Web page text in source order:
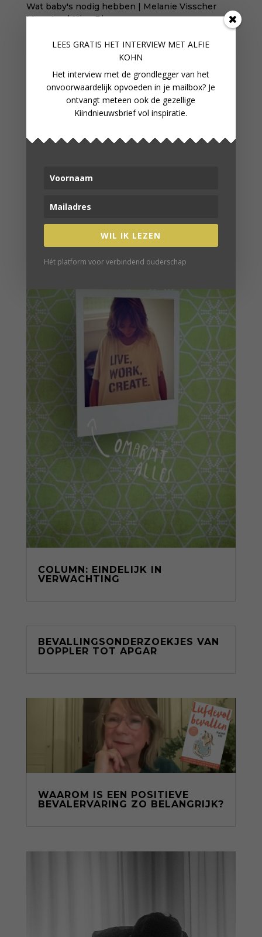
Wat baby's nodig hebben | Melanie Visscher
Mama'en | Nina Pierson
WORD LID
In onze fijne online community
verbind je met gelijkgestemden
WORD LID VAN ONZE
VERDER LEZEN
COLUMN: EINDELIJK IN
VERWACHTING
BEVALLINGSONDERZOEKJES VAN
DOPPLER TOT APGAR
WAAROM IS EEN POSITIEVE
BEVALERVARING ZO BELANGRIJK?
LEES GRATIS HET INTERVIEW MET ALFIE
KOHN
Het interview met de grondlegger van het
onvoorwaardelijk opvoeden in je mailbox? Je
ontvangt meteen ook de gezellige
Kiindnieuwsbrief vol inspiratie.
WIL IK LEZEN
Hét platform voor verbindend ouderschap